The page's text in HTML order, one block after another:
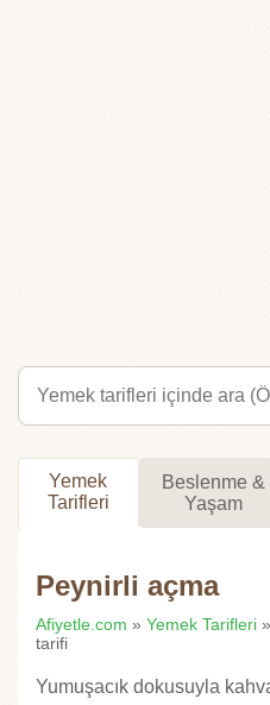
Yemek
Tarifleri
Beslenme &
Yaşam
Peynirli açma
Afiyetle.com » Yemek Tarifleri »
tarifi
Yumuşacık dokusuyla